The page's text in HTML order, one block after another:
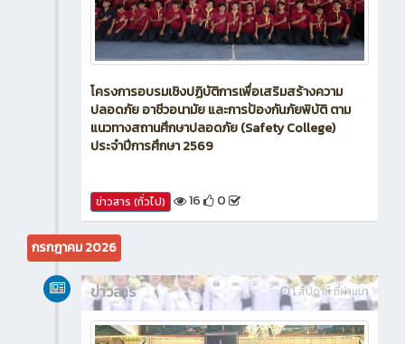
โครงการอบรมเชิงปฏิบัติการเพื่อเสริมสร้างความ
ปลอดภัย อาชีวอนามัย และการป้องกันภัยพิบัติ ตาม
แนวทางสถานศึกษาปลอดภัย (Safety College)
ประจำปีการศึกษา 2569
ข่าวสาร (ทั่วไป) 16 0
กรกฎาคม 2026
1 สัปดาห์ ที่ผ่านมา
ข่าวสาร